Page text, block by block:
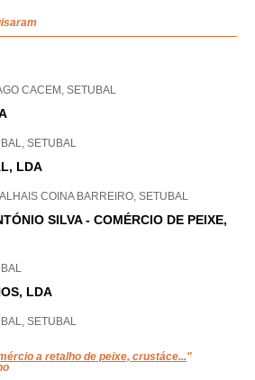
CACEM, SETUBAL
SETUBAL
LDA
COINA BARREIRO, SETUBAL
SILVA - COMÉRCIO DE PEIXE,
LDA
SETUBAL
a retalho de peixe, crustáce..."